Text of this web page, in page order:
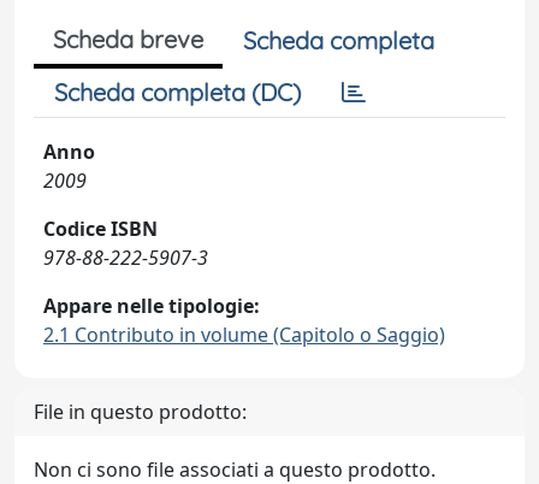
Scheda breve
Scheda completa
Scheda completa (DC)
Anno
2009
Codice ISBN
978-88-222-5907-3
Appare nelle tipologie:
2.1 Contributo in volume (Capitolo o Saggio)
File in questo prodotto:
Non ci sono file associati a questo prodotto.